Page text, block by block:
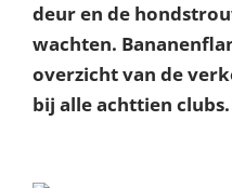
Groundhopverhalen
De fans
Achtergrond
deur en de
wachten.
overzicht van de
bij alle achttien clubs.